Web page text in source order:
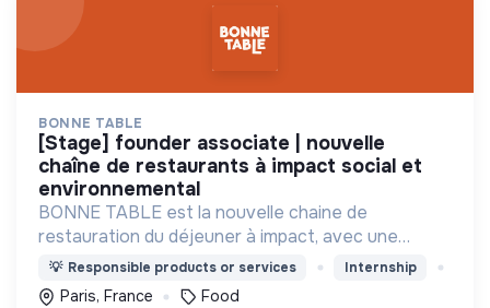
BONNE TABLE
[stage] founder associate | nouvelle
chaîne de restaurants à impact social et
environnemental
BONNE TABLE est la nouvelle chaine de
restauration du déjeuner à impact, avec une
cuisine 100% fait maison et de saison, qui vise à
l’insertion professionnelle de ses équipiers. 🧡💙
💡 Responsible products or services Internship
Paris, France Food